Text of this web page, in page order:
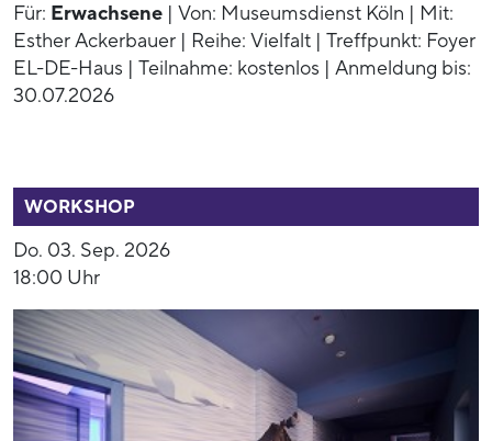
Für: Erwachsene | Von: Museumsdienst Köln | Mit:
Esther Ackerbauer | Reihe: Vielfalt | Treffpunkt: Foyer
EL-DE-Haus | Teilnahme: kostenlos | Anmeldung bis:
30.07.2026
WORKSHOP
Do. 03. Sep. 2026
18:00 Uhr